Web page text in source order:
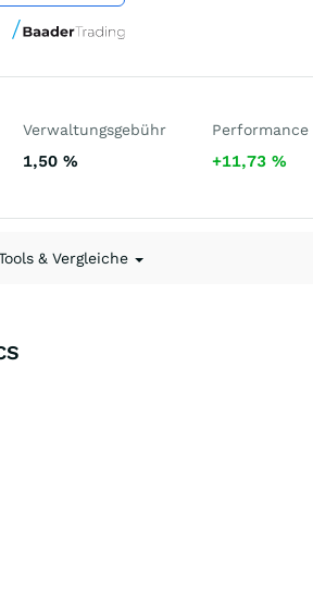
Verwaltungsgebühr
1,50 %
Performance
+11,73%
& Vergleiche